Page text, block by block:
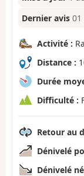
Dernier avis 01
Activité :
Distance :
Durée
Difficulté :
Retour au
Dénivelé
Dénivelé